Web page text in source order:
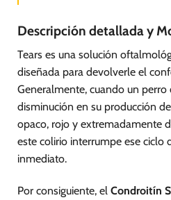
Descripción detallada y
Tears es una solución
diseñada para devolverle el
Generalmente, cuando un perro
disminución en su producción
opaco, rojo y extremadamente
este colirio interrumpe ese ciclo
inmediato.
Por consiguiente, el Condroitín